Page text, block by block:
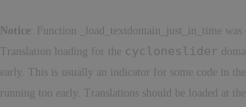
Notice : Function _load_textdomain_just_in_time was
Translation loading for the cycloneslider
early. This is usually an indicator for some code in
running too early. Translations should be loaded at the